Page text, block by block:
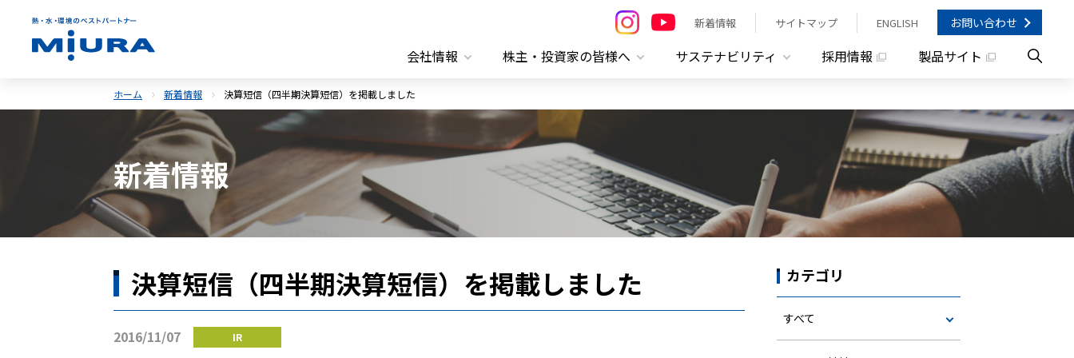
新着情報 サイトマップ ENGLISH お問い合わせ
会社情報 株主・投資家の皆様へ サステナビリティ 採用情報 製品サイト
ホーム 新着情報 決算短信（四半期決算短信）を掲載しました
新着情報
決算短信（四半期決算短信）を掲載しました
2016/11/07 IR
カテゴリ
すべて